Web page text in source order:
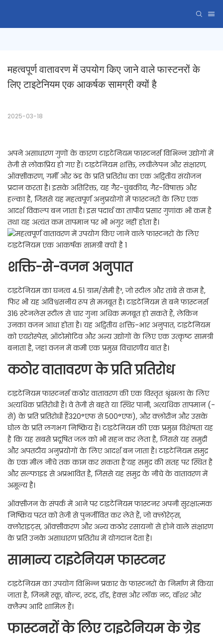
महत्वपूर्ण वातावरण में उपयोग किए जाने वाले फास्टनरों के
लिए टाइटेनियम एक आकर्षक सामग्री क्यों है
2025-03-18
अपने असाधारण गुणों के कारण टाइटेनियम फास्टनर्स विभिन्न उद्योगों में
तेजी से लोकप्रिय हो गए हैं। टाइटेनियम शक्ति, लचीलेपन और संक्षारण,
ऑक्सीकरण, गर्मी और ठंड के प्रति प्रतिरोध का एक अद्वितीय संयोजन
प्रदान करता है। इसके अतिरिक्त, यह गैर-चुंबकीय, गैर-विषाक्त और
हल्का है, जिससे यह महत्वपूर्ण अनुप्रयोगों में फास्टनरों के लिए एक
आदर्श विकल्प बन जाता है। इस पदार्थ का तापीय प्रसार गुणांक भी कम है
तथा यह अत्यंत कम तापमान पर भी भंगुर नहीं होता है।
शक्ति-से-वजन अनुपात
टाइटेनियम का घनत्व 4.51 ग्राम/सेमी है³, जो स्टील और तांबे से कम है,
फिर भी यह अविश्वसनीय रूप से मजबूत है। टाइटेनियम से बने फास्टनर्स
316 स्टेनलेस स्टील से चार गुना अधिक मजबूत हो सकते हैं, लेकिन
उनका वजन आधा होता है। यह अद्वितीय शक्ति-भार अनुपात, टाइटेनियम
को एयरोस्पेस, ऑटोमोटिव और अन्य उद्योगों के लिए एक उत्कृष्ट सामग्री
बनाता है, जहां वजन में कमी एक प्रमुख विचारणीय बात है।
कठोर वातावरण के प्रति प्रतिरोध
टाइटेनियम फास्टनर्स कठोर वातावरण की एक विस्तृत श्रृंखला के लिए
अत्यधिक प्रतिरोधी हैं। वे तेजी से बहते या स्थिर पानी, अत्यधिक तापमान (-
से) के प्रति प्रतिरोधी हैं320°एफ से 500°एफ), और क्लोरीन और उसके
घोल के प्रति लगभग निष्क्रिय हैं। टाइटेनियम की एक प्रमुख विशेषता यह
है कि यह सबसे प्रदूषित जल को भी सहन कर लेता है, जिससे यह समुद्री
और अपतटीय अनुप्रयोगों के लिए आदर्श बन जाता है। टाइटेनियम समुद्र
के एक मील नीचे तक काम कर सकता है’यह समुद्र की सतह पर स्थित है
और सल्फाइड से अप्रभावित है, जिससे यह समुद्र के नीचे के वातावरण में
अमूल्य है।
ऑक्सीजन के संपर्क में आने पर टाइटेनियम फास्टनर अपनी सुरक्षात्मक
निष्क्रिय परत को तेजी से पुनर्जीवित कर लेते हैं, जो क्लोरेट्स,
क्लोराइट्स, ऑक्सीकरण और अन्य कठोर रसायनों से होने वाले संक्षारण
के प्रति उनके असाधारण प्रतिरोध में योगदान देता है।
सामान्य टाइटेनियम फास्टनर
टाइटेनियम का उपयोग विभिन्न प्रकार के फास्टनरों के निर्माण में किया
जाता है, जिनमें स्क्रू, बोल्ट, स्टड, रॉड, हेक्स और लॉक नट, वॉशर और
क्लैम्प आदि शामिल हैं।
फास्टनरों के लिए टाइटेनियम के ग्रेड